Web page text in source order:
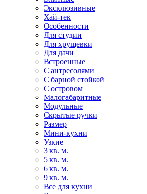
Эксклюзивные
Хай-тек
Особенности
Для студии
Для хрущевки
Для дачи
Встроенные
С антресолями
С барной стойкой
С островом
Малогабаритные
Модульные
Скрытые ручки
Размер
Мини-кухни
Узкие
3 кв. м.
5 кв. м.
6 кв. м.
9 кв. м.
Все для кухни